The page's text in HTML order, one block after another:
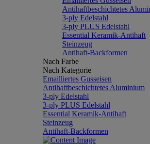
Antihaftbeschichtetes
3-ply Edelstahl
3-ply PLUS Edelstahl
Essential Keramik-Antihaft
Steinzeug
Antihaft-Backformen
Nach Farbe
Nach Kategorie
Emailliertes Gusseisen
Antihaftbeschichtetes Aluminium
3-ply Edelstahl
3-ply PLUS Edelstahl
Essential Keramik-Antihaft
Steinzeug
Antihaft-Backformen